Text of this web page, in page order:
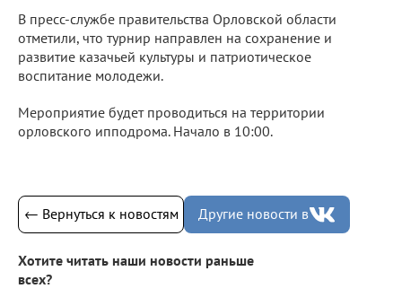
В пресс-службе правительства Орловской области
отметили, что турнир направлен на сохранение и
развитие казачьей культуры и патриотическое
воспитание молодежи.
Мероприятие будет проводиться на территории
орловского ипподрома. Начало в 10:00.
← Вернуться к новостям Другие новости в
Хотите читать наши новости раньше
всех?